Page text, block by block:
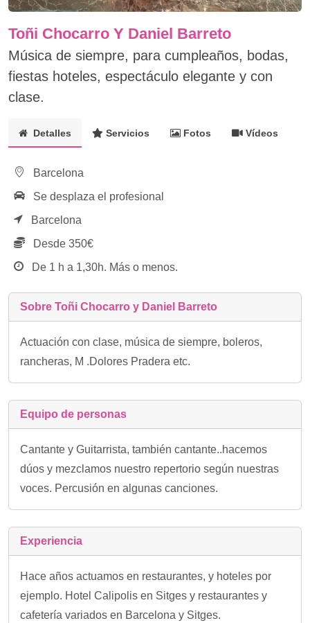
Toñi Chocarro Y Daniel Barreto
Música de siempre, para cumpleaños, bodas,
fiestas hoteles, espectáculo elegante y con
clase.
Detalles Servicios Fotos Vídeos
Barcelona
Se desplaza el profesional
Barcelona
Desde 350€
De 1 h a 1,30h. Más o menos.
Sobre Toñi Chocarro y Daniel Barreto
Actuación con clase, música de siempre, boleros,
rancheras, M .Dolores Pradera etc.
Equipo de personas
Cantante y Guitarrista, también cantante..hacemos
dúos y mezclamos nuestro repertorio según nuestras
voces. Percusión en algunas canciones.
Experiencia
Hace años actuamos en restaurantes, y hoteles por
ejemplo. Hotel Calipolis en Sitges y restaurantes y
cafetería variados en Barcelona y Sitges.